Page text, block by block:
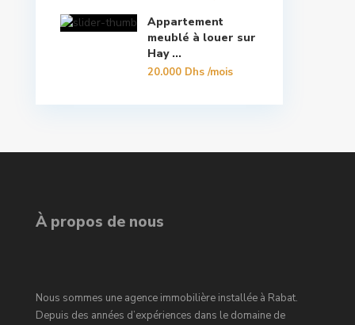
Appartement
meublé à louer sur
Hay ...
20.000 Dhs/mois
À propos de nous
Nous sommes une agence immobilière installée à Rabat.
Depuis des années d’expériences dans le domaine de